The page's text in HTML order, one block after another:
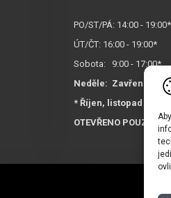
PO/ST/PÁ: 14:00 - 19:00*
ÚT/ČT: 16:00 - 19:00*
Sobota: 9:00 - 17:00*
Neděle: Zavřeno
* Říjen, listopad a
OTEVŘENO POUZE